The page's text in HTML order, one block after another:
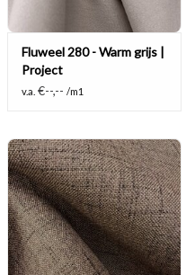
Fluweel 280 - Warm grijs |
Project
v.a. €--,-- /m1